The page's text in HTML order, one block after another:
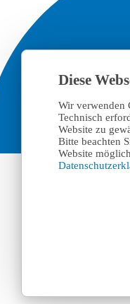
Diese
Wir verwenden
Technisch
Website zu
Bitte beachten
Website